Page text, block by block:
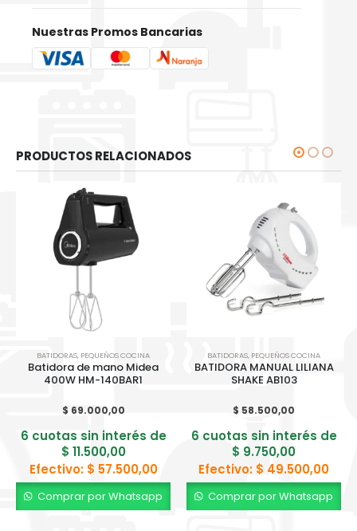
Nuestras Promos Bancarias
PRODUCTOS RELACIONADOS
BATIDORAS, PEQUEÑOS COCINA
Batidora de mano Midea
400W HM-140BAR1
$ 69.000,00
6 cuotas sin interés de
$ 11.500,00
Efectivo: $ 57.500,00
Comprar por Whatsapp
BATIDORAS, PEQUEÑOS COCINA
BATIDORA MANUAL LILIANA
SHAKE AB103
$ 58.500,00
6 cuotas sin interés de
$ 9.750,00
Efectivo: $ 49.500,00
Comprar por Whatsapp